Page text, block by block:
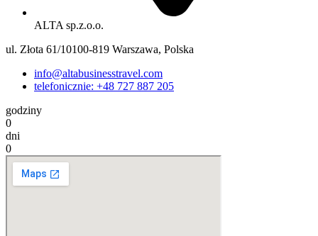
ALTA sp.z.o.o.
ul. Złota 61/10100-819 Warszawa, Polska
info@altabusinesstravel.com
telefonicznie: +48 727 887 205
godziny
0
dni
0